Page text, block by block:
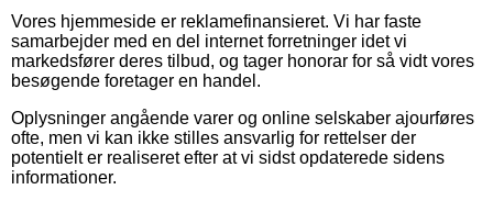
Vores hjemmeside er reklamefinansieret. Vi har faste
samarbejder med en del internet forretninger idet vi
markedsfører deres tilbud, og tager honorar for så vidt vores
besøgende foretager en handel.
Oplysninger angående varer og online selskaber ajourføres
ofte, men vi kan ikke stilles ansvarlig for rettelser der
potentielt er realiseret efter at vi sidst opdaterede sidens
informationer.